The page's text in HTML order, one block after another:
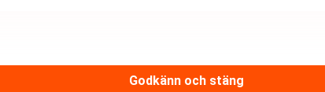
Godkänn och stäng